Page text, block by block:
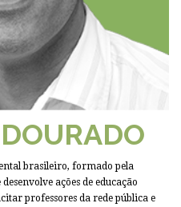
brasileiro, formado pela
ações de educação
professores da rede pública e